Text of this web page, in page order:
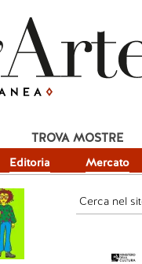
Editoria Mercato
TROVA MOSTRE